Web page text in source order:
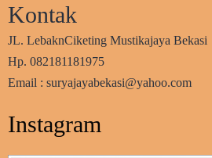
Kontak
JL. LebaknCiketing Mustikajaya Bekasi
Hp. 082181181975
Email : suryajayabekasi@yahoo.com
Instagram